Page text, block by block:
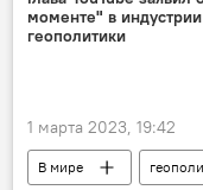
моменте" в
геополитики
1 марта 2023, 19:42
В мире